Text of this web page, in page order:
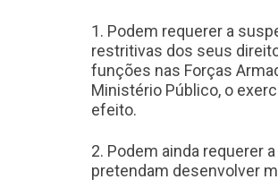
1. Podem requerer a
restritivas dos seus
funções nas Forças
Ministério Público, o
efeito.
2. Podem ainda requerer
pretendam desenvolver